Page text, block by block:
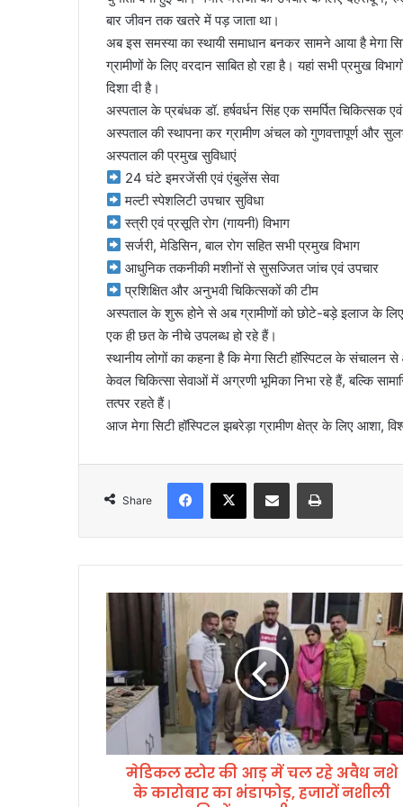
बार जीवन तक खतरे में पड़ जाता था।
अब इस समस्या का स्थायी समाधान बनकर सामने आया है मेगा
ग्रामीणों के लिए वरदान साबित हो रहा है। यहां सभी प्रमुख
दिशा दी है।
अस्पताल के प्रबंधक डॉ. हर्षवर्धन सिंह एक समर्पित
अस्पताल की स्थापना कर ग्रामीण अंचल को गुणवत्तापूर्ण और
अस्पताल की प्रमुख सुविधाएं
24 घंटे इमरजेंसी एवं एंबुलेंस सेवा
मल्टी स्पेशलिटी उपचार सुविधा
स्त्री एवं प्रसूति रोग (गायनी) विभाग
सर्जरी, मेडिसिन, बाल रोग सहित सभी प्रमुख विभाग
आधुनिक तकनीकी मशीनों से सुसज्जित जांच एवं उपचार
प्रशिक्षित और अनुभवी चिकित्सकों की टीम
अस्पताल के शुरू होने से अब ग्रामीणों को छोटे-बड़े इलाज के
एक ही छत के नीचे उपलब्ध हो रहे हैं।
स्थानीय लोगों का कहना है कि मेगा सिटी हॉस्पिटल के संचालन से
केवल चिकित्सा सेवाओं में अग्रणी भूमिका निभा रहे हैं, बल्कि
तत्पर रहते हैं।
आज मेगा सिटी हॉस्पिटल झबरेड़ा ग्रामीण क्षेत्र के लिए आशा,
Share
मे
डि
क
ल
स्टो
र
की
आ
ड़
मेडिकल स्टोर की आड़ में चल रहे अवैध नशे
के कारोबार का भंडाफोड़, हजारों नशीली